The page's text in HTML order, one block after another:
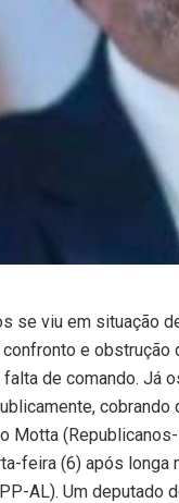
se viu em situação
e
falta de comando. Já
Motta
feira (6) após
AL). Um deputado